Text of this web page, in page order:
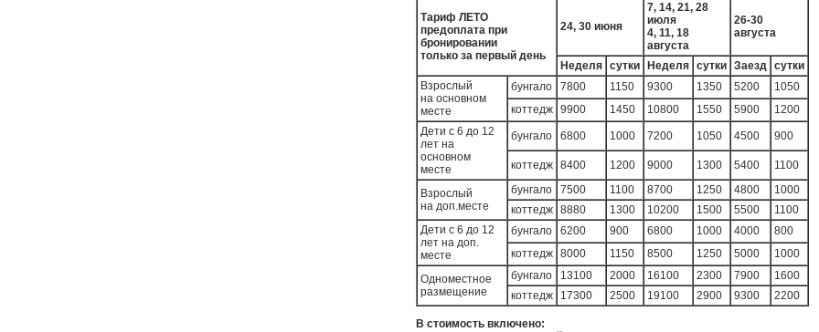
Тариф ЛЕТО
предоплата при
бронировании
только за первый день
24, 30 июня
7, 14, 21, 28
июля
4, 11, 18
августа
26-30
августа
Неделя сутки Неделя сутки Заезд сутки
Взрослый
на основном
месте
бунгало 7800 1150 9300 1350 5200
1050
коттедж 9900 1450 10800 1550 5900
1200
Дети с 6 до 12
лет на
основном
месте
бунгало 6800 1000 7200 1050 4500 900
коттедж 8400 1200 9000 1300 5400 1100
Взрослый
на доп.месте
бунгало 7500 1100 8700 1250 4800
1000
коттедж 8880 1300 10200 1500 5500
1100
Дети с 6 до 12
лет на доп.
месте
бунгало 6200 900 6800 1000 4000
800
коттедж 8000 1150 8500 1250 5000
1000
Одноместное
размещение
бунгало 13100 2000 16100 2300 7900
1600
коттедж
17300 2500 19100 2900 9300 2200
В стоимость включено: